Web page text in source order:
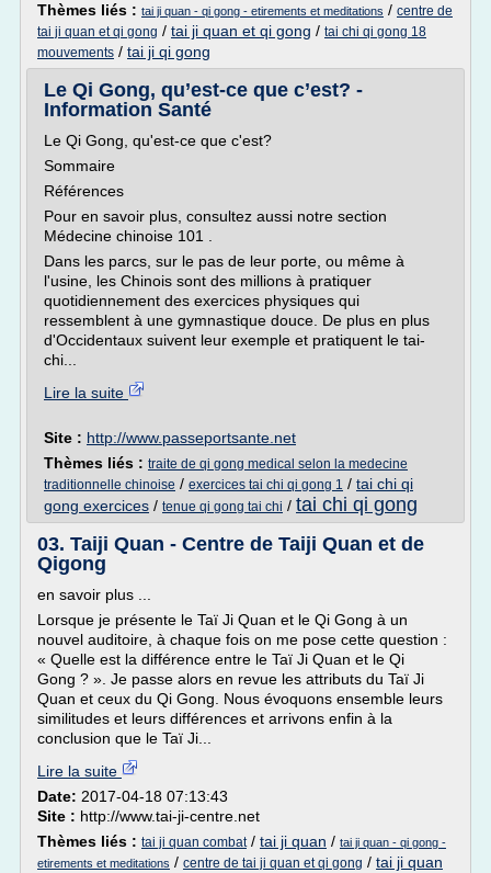
Thèmes liés : tai ji quan - qi gong - etirements et meditations / centre de
tai ji quan et qi gong / tai ji quan et qi gong / tai chi qi gong 18
mouvements / tai ji qi gong
Le Qi Gong, qu’est-ce que c’est? -
Information Santé
Le Qi Gong, qu'est-ce que c'est?
Sommaire
Références
Pour en savoir plus, consultez aussi notre section
Médecine chinoise 101 .
Dans les parcs, sur le pas de leur porte, ou même à
l'usine, les Chinois sont des millions à pratiquer
quotidiennement des exercices physiques qui
ressemblent à une gymnastique douce. De plus en plus
d'Occidentaux suivent leur exemple et pratiquent le tai-
chi...
Lire la suite
Site : http://www.passeportsante.net
Thèmes liés : traite de qi gong medical selon la medecine
traditionnelle chinoise / exercices tai chi qi gong 1 / tai chi qi
gong exercices / tenue qi gong tai chi / tai chi qi gong
03. Taiji Quan - Centre de Taiji Quan et de
Qigong
en savoir plus ...
Lorsque je présente le Taï Ji Quan et le Qi Gong à un
nouvel auditoire, à chaque fois on me pose cette question :
« Quelle est la différence entre le Taï Ji Quan et le Qi
Gong ? ». Je passe alors en revue les attributs du Taï Ji
Quan et ceux du Qi Gong. Nous évoquons ensemble leurs
similitudes et leurs différences et arrivons enfin à la
conclusion que le Taï Ji...
Lire la suite
Date: 2017-04-18 07:13:43
Site : http://www.tai-ji-centre.net
Thèmes liés : tai ji quan combat/ tai ji quan / tai ji quan - qi gong -
etirements et meditations / centre de tai ji quan et qi gong / tai ji quan